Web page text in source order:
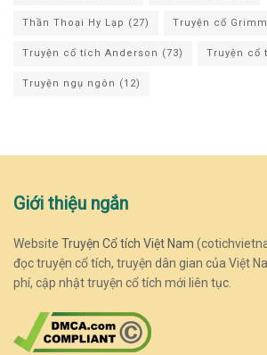
Thần Thoại Hy Lạp (27) Truyện cổ Grimm
Truyện cổ tích Anderson (73) Truyện cổ
Truyện ngụ ngôn (12)
Giới thiệu ngắn
Website Truyện Cổ tích Việt Nam
đọc truyện cổ tích, truyện dân gian của Việt
phí, cập nhật truyện cổ tích mới liên tục.